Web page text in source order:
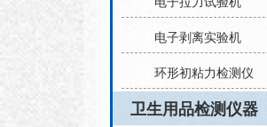
电子剥离实验机
环形初粘力检测仪
卫生用品检测仪器